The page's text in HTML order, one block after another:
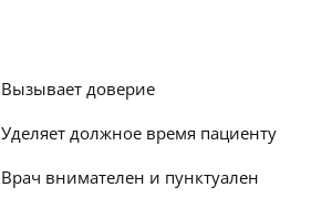
Вызывает доверие
Уделяет должное время пациенту
Врач внимателен и пунктуален